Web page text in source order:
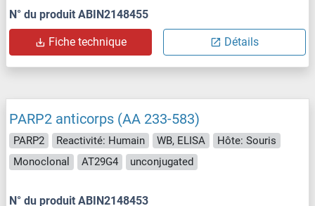
N° du produit ABIN2148455
Fiche technique Détails
PARP2 anticorps (AA 233-583)
PARP2 Reactivité: Humain WB, ELISA
Hôte: Souris
Monoclonal
AT29G4 unconjugated
N° du produit ABIN2148453